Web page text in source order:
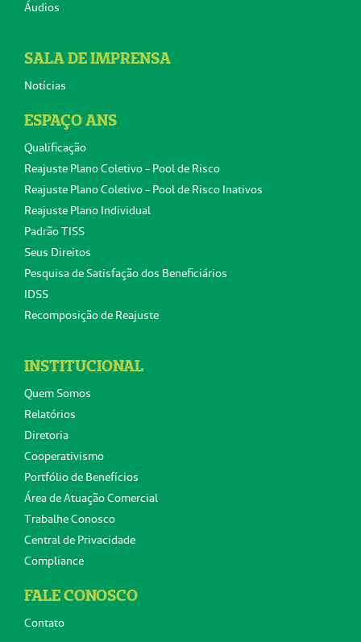
Áudios
SALA DE IMPRENSA
Notícias
ESPAÇO ANS
Qualificação
Reajuste Plano Coletivo - Pool de Risco
Reajuste Plano Coletivo - Pool de Risco Inativos
Reajuste Plano Individual
Padrão TISS
Seus Direitos
Pesquisa de Satisfação dos Beneficiários
IDSS
Recomposição de Reajuste
INSTITUCIONAL
Quem Somos
Relatórios
Diretoria
Cooperativismo
Portfólio de Benefícios
Área de Atuação Comercial
Trabalhe Conosco
Central de Privacidade
Compliance
FALE CONOSCO
Contato